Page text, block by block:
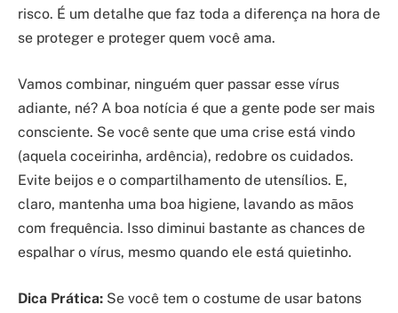
risco. É um detalhe que faz toda a diferença na hora de
se proteger e proteger quem você ama.
Vamos combinar, ninguém quer passar esse vírus
adiante, né? A boa notícia é que a gente pode ser mais
consciente. Se você sente que uma crise está vindo
(aquela coceirinha, ardência), redobre os cuidados.
Evite beijos e o compartilhamento de utensílios. E,
claro, mantenha uma boa higiene, lavando as mãos
com frequência. Isso diminui bastante as chances de
espalhar o vírus, mesmo quando ele está quietinho.
Dica Prática: Se você tem o costume de usar batons